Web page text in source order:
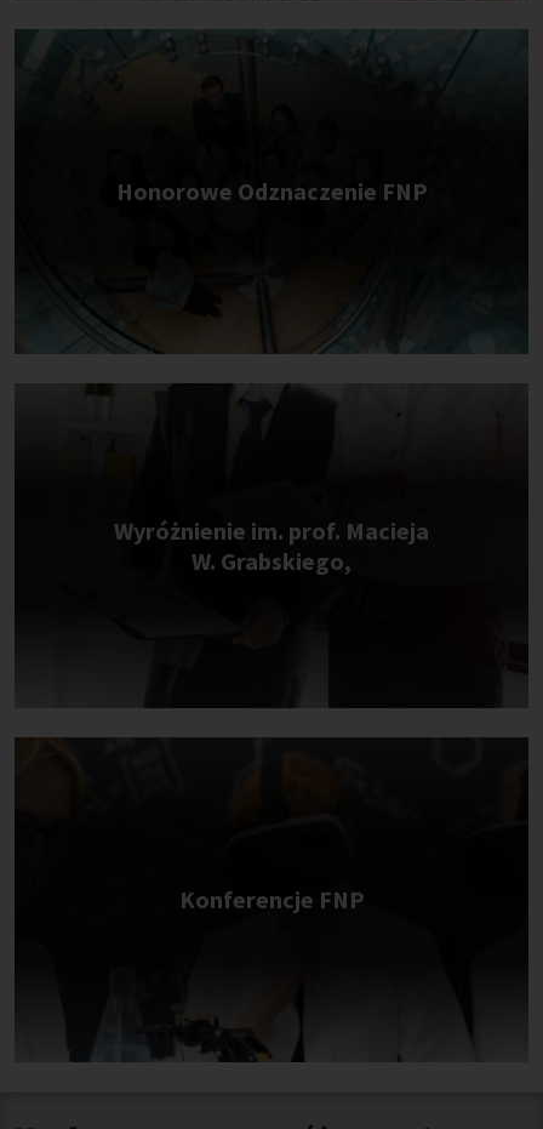
Honorowe Odznaczenie FNP
Wyróżnienie im. prof. Macieja
W. Grabskiego,
Konferencje FNP